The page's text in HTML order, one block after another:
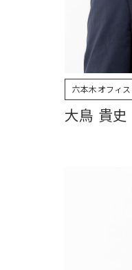
六本木オフィス
大鳥 貴史